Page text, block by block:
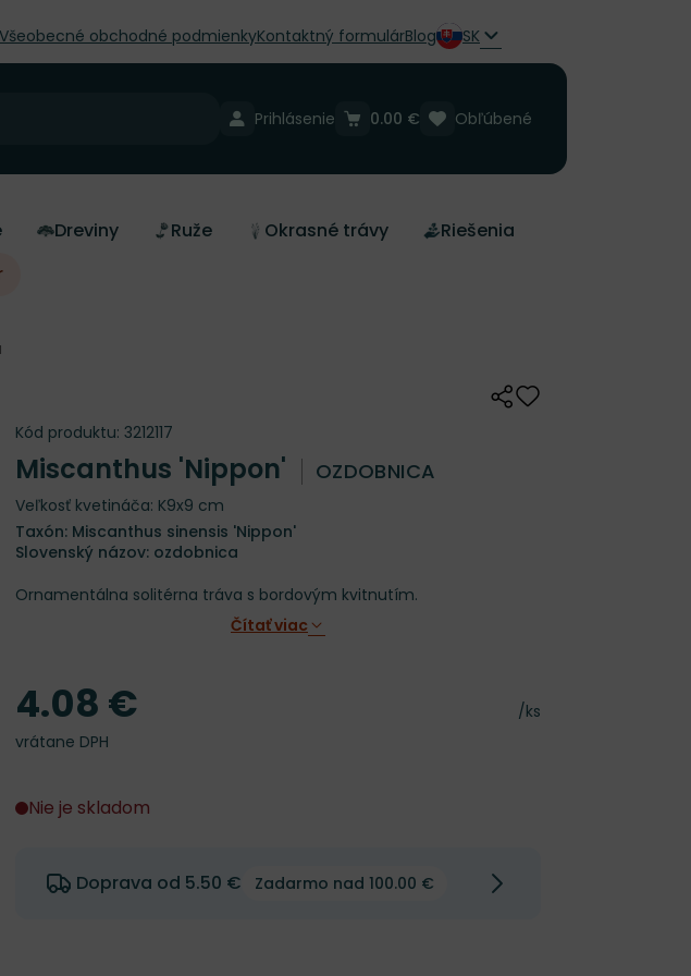
Všeobecné obchodné podmienkyKontaktný formulárBlog SK
Prihlásenie Obľúbené
0.00 €
Dreviny Ruže Okrasné trávy
Riešenia
ZdieľaťOdober do
Kód produktu: 3212117
Miscanthus 'Nippon' OZDOBNICA
Veľkosť kvetináča: K9x9 cm
Taxón: Miscanthus sinensis 'Nippon'
Slovenský názov: ozdobnica
Ornamentálna solitérna tráva s bordovým kvitnutím.
Čítať viac
Cena za kus
/ks
Cena
4.08 €
vrátane DPH
Nie je skladom
Doprava od 5.50 € Zadarmo nad 100.00 €